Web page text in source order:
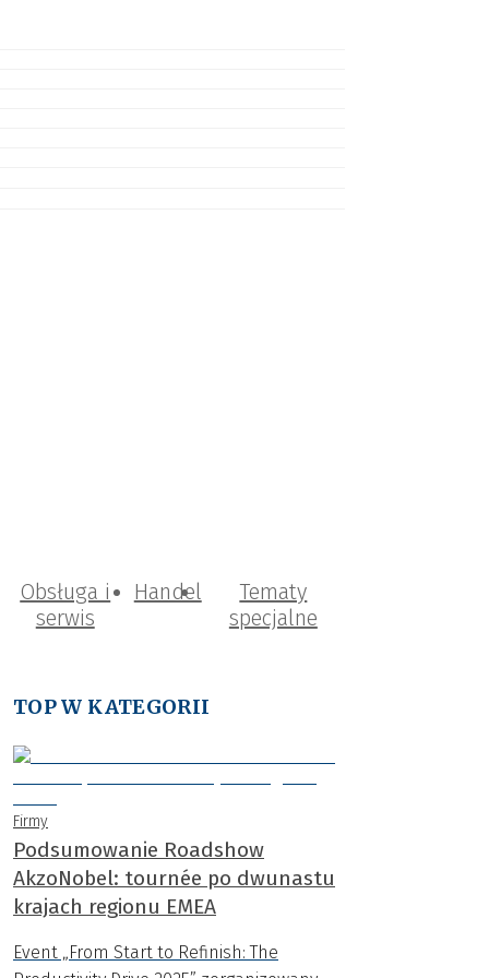
Obsługa i
serwis
Handel
Tematy
specjalne
TOP W KATEGORII
Firmy
Podsumowanie Roadshow
AkzoNobel: tournée po dwunastu
krajach regionu EMEA
Event „From Start to Refinish: The